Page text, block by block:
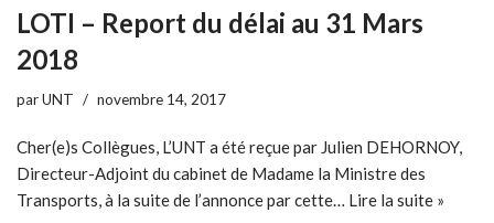
LOTI – Report du délai au 31 Mars
2018
parUNT novembre 14, 2017
Cher(e)s Collègues, L’UNT a été reçue par Julien DEHORNOY,
Directeur-Adjoint du cabinet de Madame la Ministre des
Transports, à la suite de l’annonce par cette… Lire la suite »